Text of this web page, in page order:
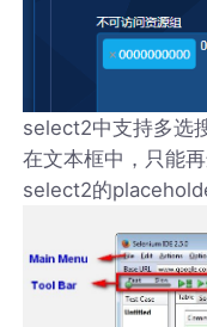
select2中支持多选
在文本框中，只能
select2的